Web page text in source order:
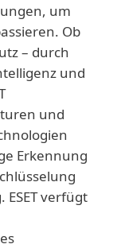
um
Ob
– durch
und
und
Erkennung
verfügt